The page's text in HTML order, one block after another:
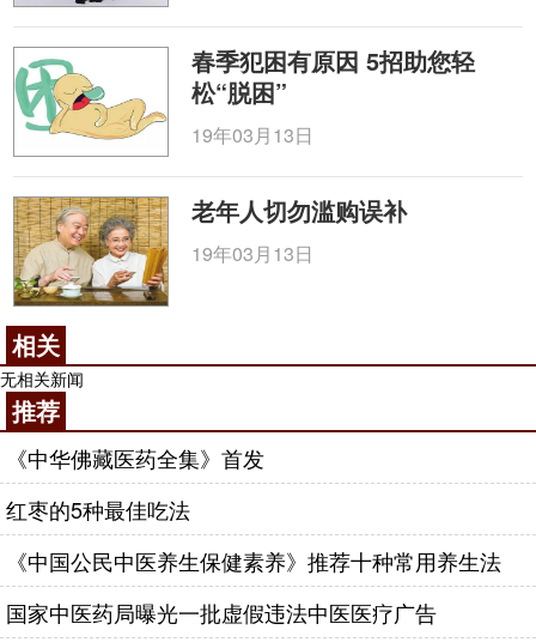
春季犯困有原因 5招助您轻
松“脱困”
19年03月13日
老年人切勿滥购误补
19年03月13日
相关
无相关新闻
推荐
《中华佛藏医药全集》首发
红枣的5种最佳吃法
《中国公民中医养生保健素养》推荐十种常用养生法
国家中医药局曝光一批虚假违法中医医疗广告